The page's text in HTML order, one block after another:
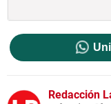
Redacción